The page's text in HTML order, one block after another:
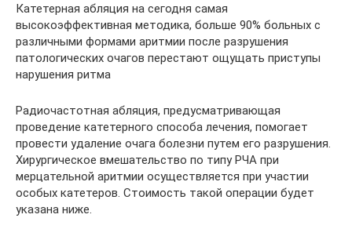
Катетерная абляция на сегодня самая
высокоэффективная методика, больше 90% больных с
различными формами аритмии после разрушения
патологических очагов перестают ощущать приступы
нарушения ритма
Радиочастотная абляция, предусматривающая
проведение катетерного способа лечения, помогает
провести удаление очага болезни путем его разрушения.
Хирургическое вмешательство по типу РЧА при
мерцательной аритмии осуществляется при участии
особых катетеров. Стоимость такой операции будет
указана ниже.